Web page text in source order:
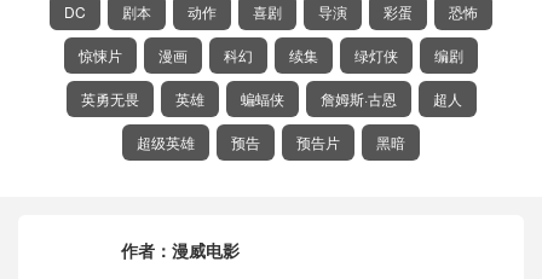
DC 剧本 动作 喜剧 导演 彩蛋 恐怖
惊悚片 漫画 科幻 续集 绿灯侠 编剧
英勇无畏 英雄 蝙蝠侠 詹姆斯·古恩 超人
超级英雄 预告 预告片 黑暗
作者： 漫威电影